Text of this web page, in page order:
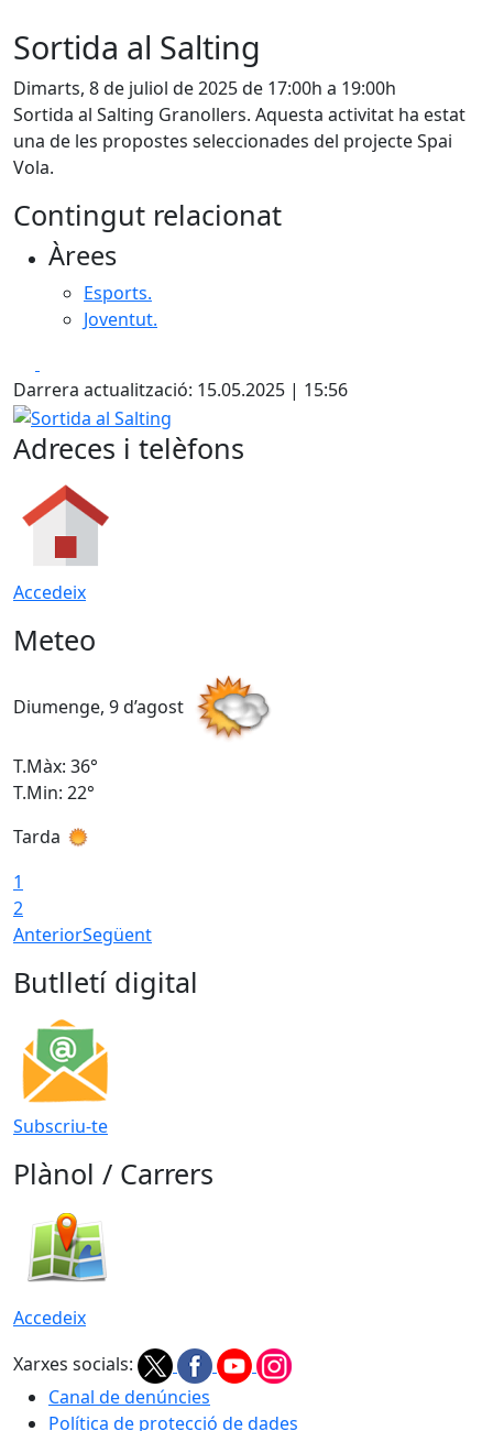
Sortida al Salting
Dimarts, 8 de juliol de 2025 de 17:00h a 19:00h
Sortida al Salting Granollers. Aquesta activitat ha estat
una de les propostes seleccionades del projecte Spai
Vola.
Contingut relacionat
Àrees
Esports.
Joventut.
Darrera actualització: 15.05.2025 | 15:56
Sortida al Salting
Adreces i telèfons
Accedeix
Meteo
Diumenge, 9 d’agost
T.Màx: 36°
T.Min: 22°
Tarda
1
2
AnteriorSegüent
Butlletí digital
Subscriu-te
Plànol / Carrers
Accedeix
Xarxes socials:
Canal de denúncies
Política de protecció de dades